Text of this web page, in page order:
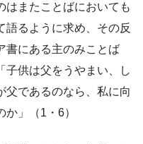
はまたことばにおいても
語るように求め、その反
書にある主のみことば
子供は父をうやまい、し
父であるのなら、私に向
」（1・6）